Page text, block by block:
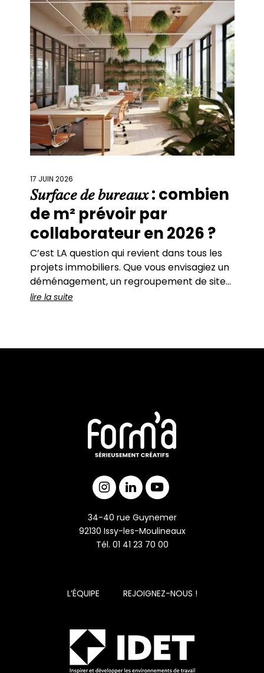
nouveaux usages… autant de mutations qui
transforment simultanément les modes
17 JUIN 2026
𝑆𝑢𝑟𝑓𝑎𝑐𝑒 𝑑𝑒 𝑏𝑢𝑟𝑒𝑎𝑢𝑥 : combien
de m² prévoir par
collaborateur en 2026 ?
C’est LA question qui revient dans tous les
projets immobiliers. Que vous envisagiez un
déménagement, un regroupement de sites,
une renégociation de bail ou simplement un
lire la suite
34-40 rue Guynemer
92130 Issy-les-Moulineaux
Tél. 01 41 23 70 00
L’ÉQUIPE REJOIGNEZ-NOUS !